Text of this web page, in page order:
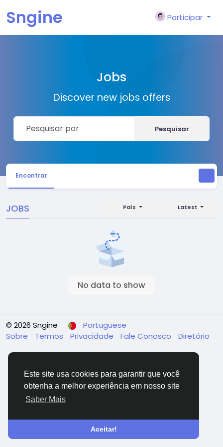
Este site usa cookies para garantir que você
obtenha a melhor experiência em nosso site
Saber Mais
Aceitar!
Sngine Participar
Jobs
Discover new jobs offers
Pesquisar
Encontrar
JOBS Latest
País
No data to show
© 2026 Sngine
Portuguese
Sobre
Termos Privacidade Fale Conosco Diretório